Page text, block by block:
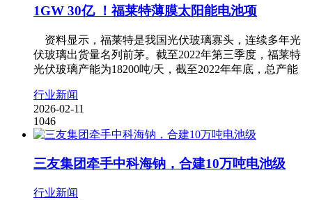
1GW 30亿 ！福莱特薄膜太阳能电池项
资料显示，福莱特是我国光伏玻璃寡头，连续多年光
伏玻璃出货量名列前茅。截至2022年第三季度，福莱特
光伏玻璃产能为18200吨/天，截至2022年年底，总产能
行业新闻
2026-02-11
1046
三友集团牵手中科海钠，合建10万吨电池级
行业新闻